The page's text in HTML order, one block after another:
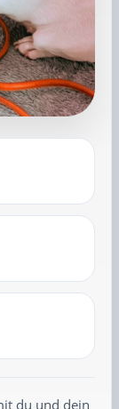
du und dein